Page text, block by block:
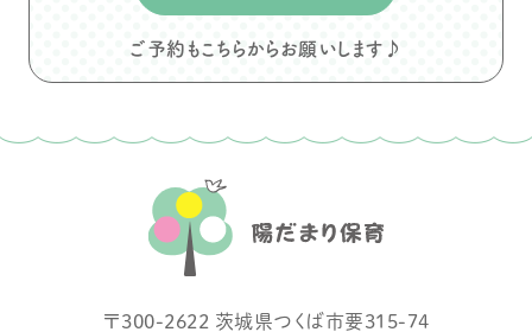
ご予約もこちらからお願いします♪
〒300-2622 茨城県つくば市要315-74